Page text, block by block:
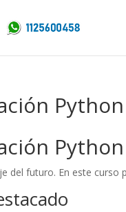
del futuro. En este